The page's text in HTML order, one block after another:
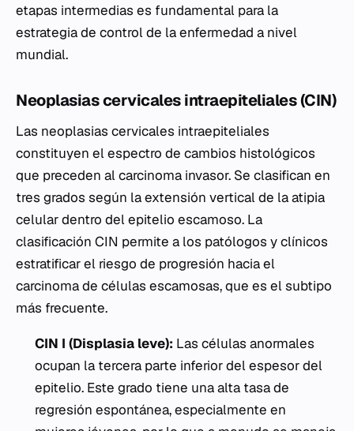
etapas intermedias es fundamental para la
estrategia de control de la enfermedad a nivel
mundial.
Neoplasias cervicales intraepiteliales (CIN)
Las neoplasias cervicales intraepiteliales
constituyen el espectro de cambios histológicos
que preceden al carcinoma invasor. Se clasifican en
tres grados según la extensión vertical de la atipia
celular dentro del epitelio escamoso. La
clasificación CIN permite a los patólogos y clínicos
estratificar el riesgo de progresión hacia el
carcinoma de células escamosas, que es el subtipo
más frecuente.
CIN I (Displasia leve): Las células anormales
ocupan la tercera parte inferior del espesor del
epitelio. Este grado tiene una alta tasa de
regresión espontánea, especialmente en